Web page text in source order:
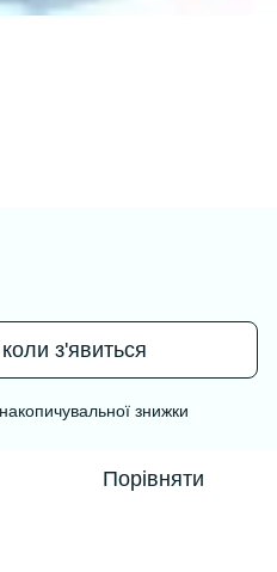
з'явиться
знижки
Порівняти